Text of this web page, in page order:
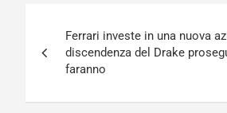
articoli
Ferrari investe in una nuova
discendenza del Drake
faranno